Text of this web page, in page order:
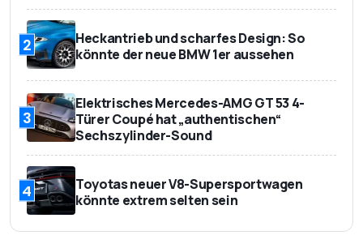
Schadstoffklasse
2
Heckantrieb und scharfes Design: So
könnte der neue BMW 1er aussehen
3
Elektrisches Mercedes-AMG GT 53 4-
Türer Coupé hat „authentischen“
Sechszylinder-Sound
4
Toyotas neuer V8-Supersportwagen
könnte extrem selten sein